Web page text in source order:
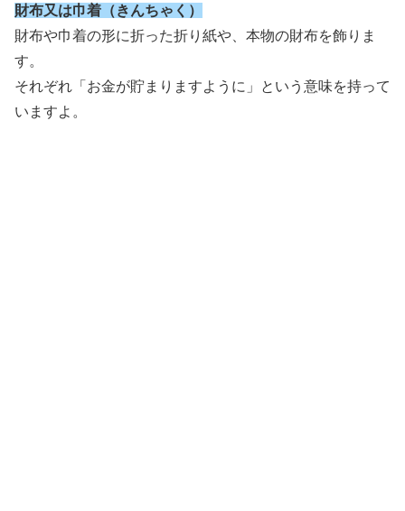
財布又は巾着（きんちゃく）
財布や巾着の形に折った折り紙や、本物の財布を飾りま
す。
それぞれ「お金が貯まりますように」という意味を持って
いますよ。